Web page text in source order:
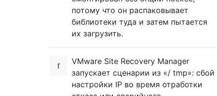
потому что он распаковывает
библиотеки туда и затем пытается
их загрузить.
VMware Site Recovery Manager
запускает сценарии из «/ tmp»: сбой
настройки IP во время отработки